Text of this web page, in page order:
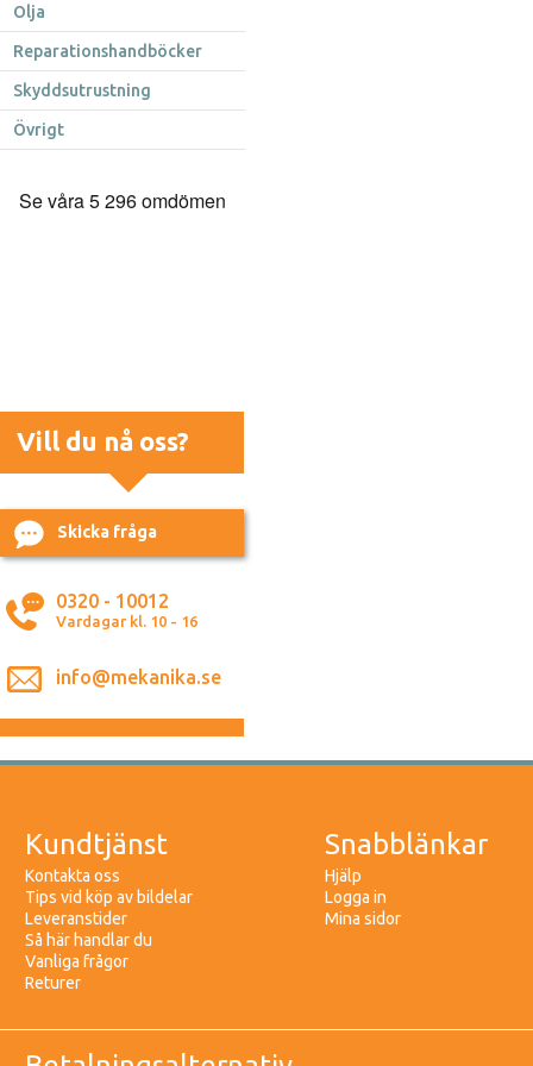
Olja
Reparationshandböcker
Skyddsutrustning
Övrigt
Vill du nå oss?
Skicka fråga
0320 - 10012
Vardagar kl. 10 - 16
info@mekanika.se
Kundtjänst
Kontakta oss
Tips vid köp av bildelar
Leveranstider
Så här handlar du
Vanliga frågor
Returer
Snabblänkar
Hjälp
Logga in
Mina sidor